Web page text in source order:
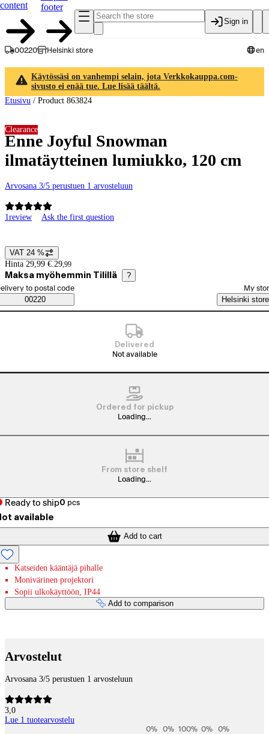
content
footer
Sign in
00220 Helsinki store en
Käytössäsi on vanhempi selain, jota Verkkokauppa.com-
sivusto ei enää tue. Lue lisää täältä.
Etusivu / Product 863824
Enne Joyful Snowman
ilmatäytteinen lumiukko, 120 cm
Arvosana 3/5 perustuen 1 arvosteluun
1review Ask the first question
Clearance
Price details
VAT 24 %
Hinta 29,99 €. 29,99
Maksa myöhemmin Tilillä ?
Saatavuustiedot
order method
to postal code
00220
My
Helsinki store
Delivered
Not available
Ordered for pickup
Loading...
From store shelf
Loading...
Ready to ship0 pcs
available
Add to cart
Katseiden kääntäjä pihalle
Monivärinen projektori
Sopii ulkokäyttöön, IP44
Add to comparison
Arvostelut
Arvosana 3/5 perustuen 1 arvosteluun
3,0
Lue 1 tuotearvostelu
0% 0% 100% 0% 0%